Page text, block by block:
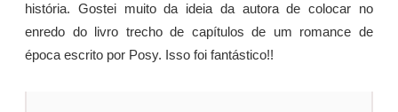
história. Gostei muito da ideia da autora de colocar no
enredo do livro trecho de capítulos de um romance de
época escrito por Posy. Isso foi fantástico!!